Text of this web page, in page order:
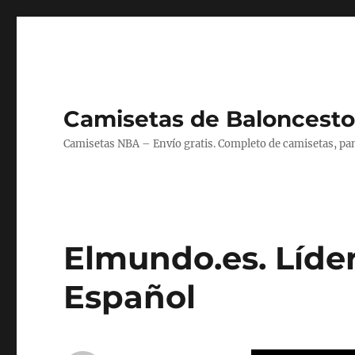
Camisetas de
Camisetas NBA – Envío gratis. Completo de camisetas,
Elmundo.es.
Español